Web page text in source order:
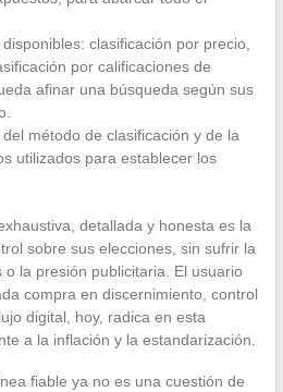
clasificación por precio,
por calificaciones de
afinar una búsqueda según sus
método de clasificación y de la
utilizados para establecer los
detallada y honesta es la
sobre sus elecciones, sin sufrir la
la presión publicitaria. El usuario
compra en discernimiento, control
digital, hoy, radica en esta
a la inflación y la estandarización.
fiable ya no es una cuestión de